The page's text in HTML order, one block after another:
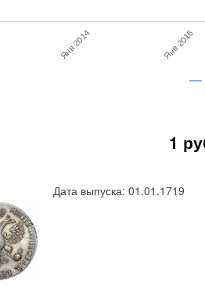
Янв 2014 Янв 2016
1
Дата выпуска: 01.01.1719